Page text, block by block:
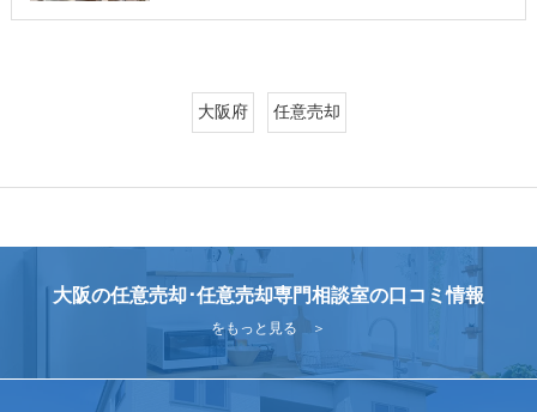
大阪府 任意売却
大阪の任意売却･任意売却専門相談室の口コミ情報
をもっと見る ＞